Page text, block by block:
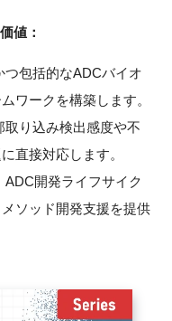
値：
つ包括的なADCバイオ
ワークを構築します。
取り込み検出感度や不
直接対応します。
ADC開発ライフサイク
ソッド開発支援を提供